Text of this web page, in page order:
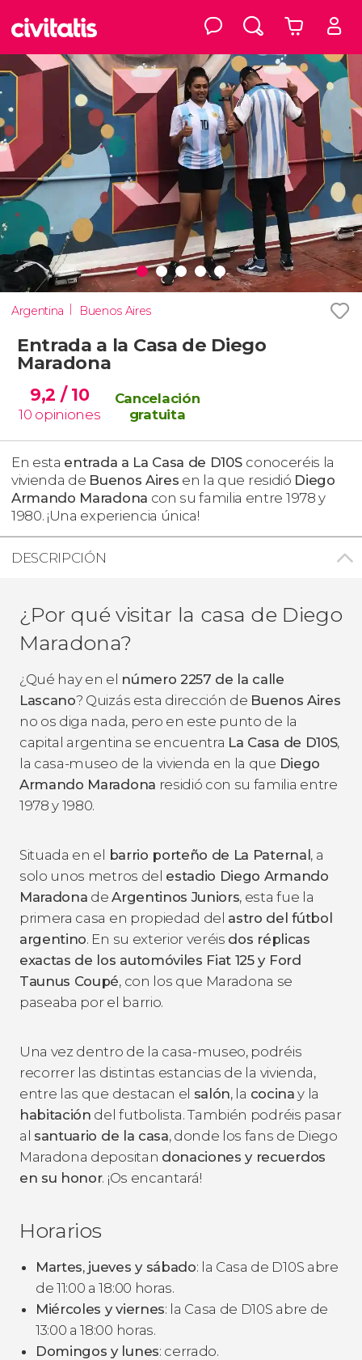
Argentina Buenos Aires
Entrada a la Casa de Diego
Maradona
9,2 / 10
10 opiniones
Cancelación
gratuita
En esta entrada a La Casa de D10S conoceréis la
vivienda de Buenos Aires en la que residió Diego
Armando Maradona con su familia entre 1978 y
1980. ¡Una experiencia única!
DESCRIPCIÓN
¿Por qué visitar la casa de Diego
Maradona?
¿Qué hay en el número 2257 de la calle
Lascano? Quizás esta dirección de Buenos Aires
no os diga nada, pero en este punto de la
capital argentina se encuentra La Casa de D10S,
la casa-museo de la vivienda en la que Diego
Armando Maradona residió con su familia entre
1978 y 1980.
Situada en el barrio porteño de La Paternal, a
solo unos metros del estadio Diego Armando
Maradona deArgentinos Juniors, esta fue la
primera casa en propiedad del astro del fútbol
argentino. En su exterior veréis dos réplicas
exactas de los automóviles Fiat 125 y Ford
Taunus Coupé, con los que Maradona se
paseaba por el barrio.
Una vez dentro de la casa-museo, podréis
recorrer las distintas estancias de la vivienda,
entre las que destacan el salón, la cocina y la
habitación del futbolista. También podréis pasar
al santuario de la casa, donde los fans de Diego
Maradona depositan donaciones y recuerdos
en su honor. ¡Os encantará!
Horarios
Martes, jueves y sábado: la Casa de D10S abre
de 11:00 a 18:00 horas.
Miércoles y viernes: la Casa de D10S abre de
13:00 a 18:00 horas.
Domingos y lunes: cerrado.